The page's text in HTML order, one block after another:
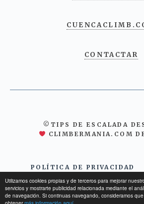
Utilizamos cookies propias y de terceros para mejorar
servicios y mostrarte publicidad relacionada mediante el
de navegación. Si continuas navegando, consideramos
CONTACTAR
©TIPS DE ESCALADA
CLIMBERMANIA.COM
POLÍTICA DE PRIVACIDAD